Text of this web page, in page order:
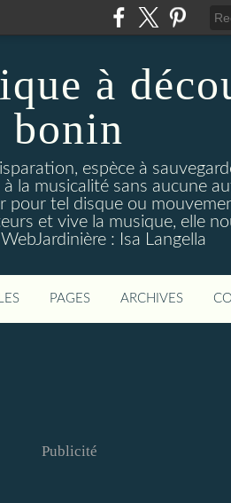
à
bonin
espèce à
la musicalité sans aucune
pour tel disque ou
et vive la musique, elle
: Isa Langella
PAGES ARCHIVES
Publicité